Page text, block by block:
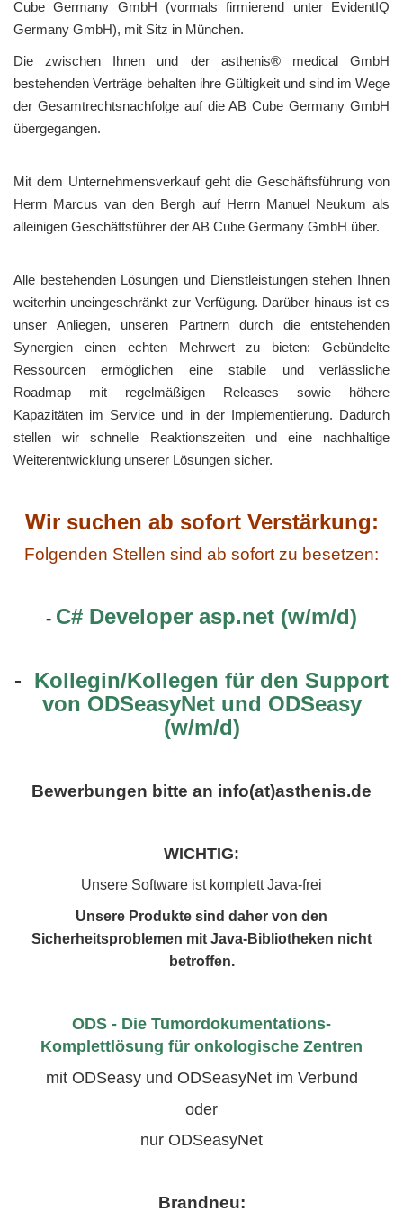
Cube Germany GmbH
(vormals firmierend unter EvidentIQ
Germany GmbH), mit Sitz in München.
Die zwischen Ihnen und der asthenis® medical GmbH
bestehenden Verträge behalten ihre Gültigkeit und sind im Wege
der Gesamtrechtsnachfolge auf die AB Cube Germany GmbH
übergegangen.
Mit dem Unternehmensverkauf geht die Geschäftsführung von
Herrn Marcus van den Bergh auf Herrn Manuel Neukum als
alleinigen Geschäftsführer der AB Cube Germany GmbH über.
Alle bestehenden Lösungen und Dienstleistungen stehen Ihnen
weiterhin uneingeschränkt zur Verfügung. Darüber hinaus ist es
unser Anliegen, unseren Partnern durch die entstehenden
Synergien einen echten Mehrwert zu bieten: Gebündelte
Ressourcen ermöglichen eine stabile und verlässliche
Roadmap mit regelmäßigen Releases sowie höhere
Kapazitäten im Service und in der Implementierung. Dadurch
stellen wir schnelle Reaktionszeiten und eine nachhaltige
Weiterentwicklung unserer Lösungen sicher.
Wir suchen ab sofort Verstärkung:
Folgenden Stellen sind ab sofort zu besetzen:
- C# Developer asp.net (w/m/d)
- Kollegin/Kollegen für den Support
von ODSeasyNet und ODSeasy
(w/m/d)
Bewerbungen bitte an info(at)asthenis.de
WICHTIG:
Unsere Software ist komplett Java-frei
Unsere Produkte sind daher von den
Sicherheitsproblemen mit Java-Bibliotheken nicht
betroffen.
ODS - Die Tumordokumentations-
Komplettlösung für onkologische Zentren
mit ODSeasyund ODSeasyNet im Verbund
oder
nur ODSeasyNet
Brandneu: